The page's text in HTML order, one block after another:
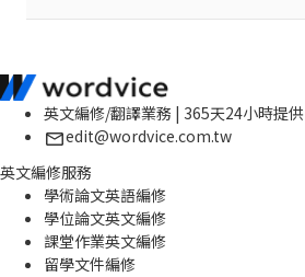
英文編修/翻譯業務 | 365天24小時提供
edit@wordvice.com.tw
英文編修服務
學術論文英語編修
學位論文英文編修
課堂作業英文編修
留學文件編修